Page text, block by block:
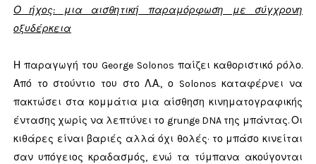
Ο ήχος: μια αισθητική παραμόρφωση με σύγχρονη
οξυδέρκεια
Η παραγωγή του George Solonos παίζει καθοριστικό ρόλο.
Από το στούντιο του στο Λ.Α., ο Solonos καταφέρνει να
πακτώσει στα κομμάτια μια αίσθηση κινηματογραφικής
έντασης χωρίς να λεπτύνει το grunge DNA της μπάντας. Οι
κιθάρες είναι βαριές αλλά όχι θολές· το μπάσο κινείται
σαν υπόγειος κραδασμός, ενώ τα τύμπανα ακούγονται